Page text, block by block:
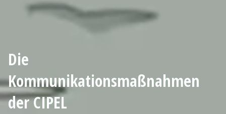
Die
Kommunikationsmaßnahmen
der CIPEL